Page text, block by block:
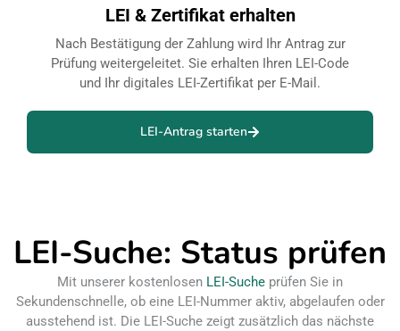
LEI & Zertifikat erhalten
Nach Bestätigung der Zahlung wird Ihr Antrag zur
Prüfung weitergeleitet. Sie erhalten Ihren LEI-Code
und Ihr digitales LEI-Zertifikat per E-Mail.
LEI-Antrag starten
LEI-Suche: Status prüfen
Mit unserer kostenlosen LEI-Suche prüfen Sie in
Sekundenschnelle, ob eine LEI-Nummer aktiv, abgelaufen oder
ausstehend ist. Die LEI-Suche zeigt zusätzlich das nächste